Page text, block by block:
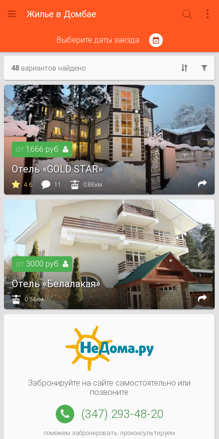
 Жилье в Домбае  
Выберите даты заезда 


48вариантов найдено
от 1666 руб 
Отель «GOLD STAR»
 4.6  11  0.88км 
от 3000 руб 
Отель «Белалакая»
 0.54км 
Забронируйте на сайте самостоятельно или
позвоните
(347) 293-48-20
поможем забронировать, проконсультируем